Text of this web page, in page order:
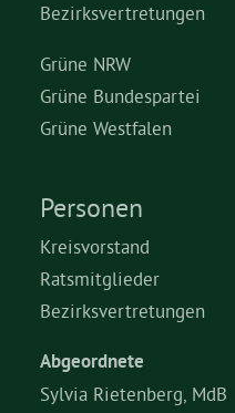
Bezirksvertretungen
Grüne NRW
Grüne Bundespartei
Grüne Westfalen
Personen
Kreisvorstand
Ratsmitglieder
Bezirksvertretungen
Abgeordnete
Sylvia Rietenberg, MdB